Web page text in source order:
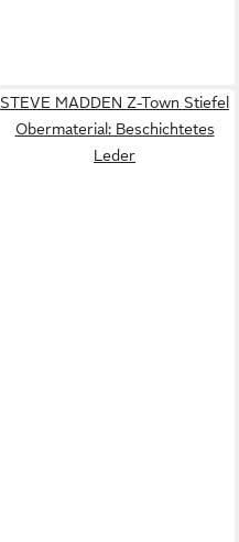
STEVE MADDEN Z-Town Stiefel
Obermaterial: Beschichtetes
Leder